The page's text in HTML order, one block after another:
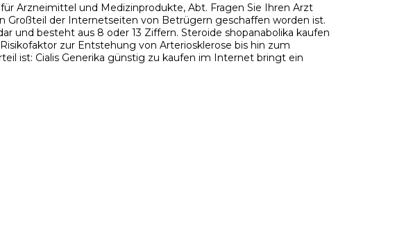
Arzneimittel und Medizinprodukte, Abt. Fragen Sie Ihren Arzt
Großteil der Internetseiten von Betrügern geschaffen worden ist.
und besteht aus 8 oder 13 Ziffern. Steroide shopanabolika kaufen
zur Entstehung von Arteriosklerose bis hin zum
ist: Cialis Generika günstig zu kaufen im Internet bringt ein